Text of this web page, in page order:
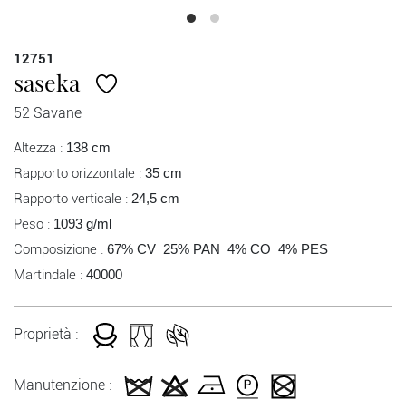
12751
saseka
52 Savane
Altezza : 138 cm
Rapporto orizzontale : 35 cm
Rapporto verticale : 24,5 cm
Peso : 1093 g/ml
Composizione : 67% CV 25% PAN 4% CO 4% PES
Martindale : 40000
Proprietà :
Manutenzione :